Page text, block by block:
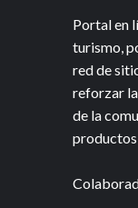
Portal en
turismo,
red de
reforzar
de la
productos